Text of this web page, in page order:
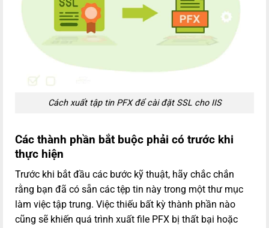
Cách xuất tập tin PFX để cài đặt SSL cho IIS
Các thành phần bắt buộc phải có trước khi
thực hiện
Trước khi bắt đầu các bước kỹ thuật, hãy chắc chắn
rằng bạn đã có sẵn các tệp tin này trong một thư mục
làm việc tập trung. Việc thiếu bất kỳ thành phần nào
cũng sẽ khiến quá trình xuất file PFX bị thất bại hoặc